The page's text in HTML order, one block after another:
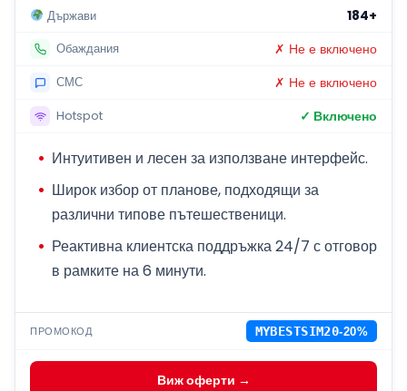
Държави 184+
Обаждания ✗ Не е включено
СМС ✗ Не е включено
Hotspot ✓ Включено
Интуитивен и лесен за използване интерфейс.
Широк избор от планове, подходящи за
различни типове пътешественици.
Реактивна клиентска поддръжка 24/7 с отговор
в рамките на 6 минути.
ПРОМОКОД MYBESTSIM20-20%
Виж оферти →